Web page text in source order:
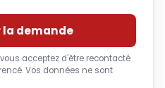
la demande
acceptez d'être recontacté
Vos données ne sont